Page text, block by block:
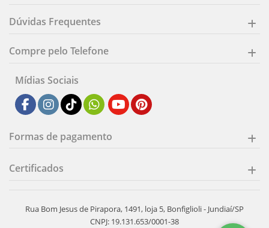
Dúvidas Frequentes
Compre pelo Telefone
Mídias Sociais
Formas de pagamento
Certificados
Rua Bom Jesus de Pirapora, 1491, loja 5, Bonfiglioli - Jundiaí/SP
CNPJ: 19.131.653/0001-38